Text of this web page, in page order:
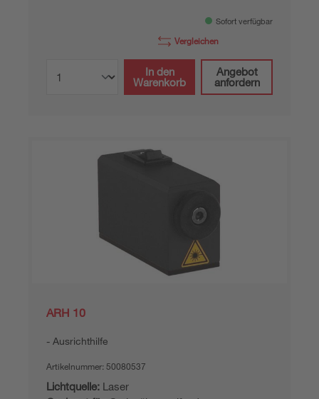
Sofort verfügbar
Vergleichen
In den
Warenkorb
Angebot
anfordern
ARH 10
Ausrichthilfe
Artikelnummer: 50080537
Lichtquelle: Laser